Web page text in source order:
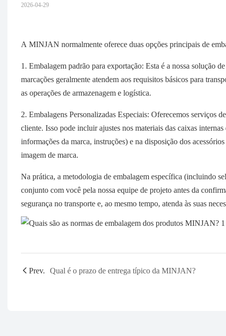
2026-04-29
A MINJAN normalmente oferece duas opções principais de
1. Embalagem padrão para exportação: Esta é a nossa solução
marcações geralmente atendem aos requisitos básicos para
as operações de armazenagem e logística.
2. Embalagens Personalizadas Especiais: Oferecemos serviços
cliente. Isso pode incluir ajustes nos materiais das caixas
informações da marca, instruções) e na disposição dos
imagem de marca.
Na prática, a metodologia de embalagem específica (incluindo
conjunto com você pela nossa equipe de projeto antes da
segurança no transporte e, ao mesmo tempo, atenda às suas
Prev. Qual é o prazo de entrega típico da MINJAN?